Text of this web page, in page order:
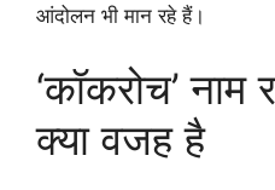
आंदोलन भी मान रहे हैं।
‘कॉकरोच’
क्या वजह है